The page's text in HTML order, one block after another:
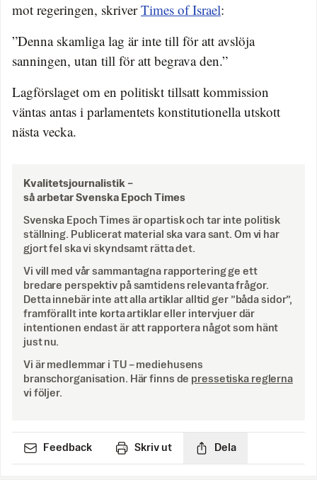
mot regeringen, skriverTimes of Israel:
”Denna skamliga lag är inte till för att avslöja
sanningen, utan till för att begrava den.”
Lagförslaget om en politiskt tillsatt kommission
väntas antas i parlamentets konstitutionella utskott
nästa vecka.
Kvalitetsjournalistik –
så arbetar Svenska Epoch Times
Svenska Epoch Times är opartisk och tar inte politisk
ställning. Publicerat material ska vara sant. Om vi har
gjort fel ska vi skyndsamt rätta det.
Vi vill med vår sammantagna rapportering ge ett
bredare perspektiv på samtidens relevanta frågor.
Detta innebär inte att alla artiklar alltid ger ”båda sidor”,
framförallt inte korta artiklar eller intervjuer där
intentionen endast är att rapportera något som hänt
just nu.
Vi är medlemmar i TU – mediehusens
branschorganisation. Här finns de pressetiska reglerna
vi följer.
Feedback Skriv ut Dela